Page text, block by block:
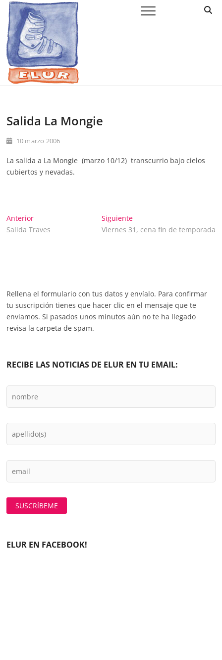
Saltar
contenido
Elur Taldea
EL CLUB DE ESQUÍ DE AMURRIO Y AYALA
Salida La Mongie
10 marzo 2006
La salida a La Mongie (marzo 10/12) transcurrio bajo cielos
cubiertos y nevadas.
Navegación
AnteriorEntrada
anterior:
Salida Traves
SiguienteEntrada
siguiente:
Viernes 31, cena fin de temporada
Rellena el formulario con tus datos y envíalo. Para confirmar
tu suscripción tienes que hacer clic en el mensaje que te
enviamos. Si pasados unos minutos aún no te ha llegado
revisa la carpeta de spam.
RECIBE LAS NOTICIAS DE ELUR EN TU EMAIL:
ELUR EN FACEBOOK!